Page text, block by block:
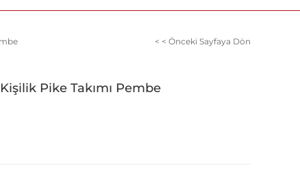
< < Önceki Sayfaya Dön
Pike Takımı Pembe